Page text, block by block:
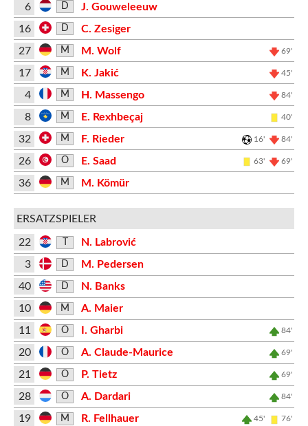
6 D
J. Gouweleeuw
16
D
C. Zesiger
27
M M. Wolf 69'
17 M K. Jakić 45'
4 M H. Massengo 84'
8 M E. Rexhbeçaj 40'
32 M F. Rieder 16' 84'
26 O E. Saad 63' 69'
36 M M. Kömür
ERSATZSPIELER
22
N. Labrović
3
D
M. Pedersen
40
D
N. Banks
10
M
A. Maier
11
O I. Gharbi 84'
20 O A. Claude-Maurice 69'
21 O P. Tietz 69'
28 O A. Dardari 84'
19 M R. Fellhauer 45' 76'